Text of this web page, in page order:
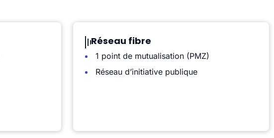
Réseau fibre
1 point de mutualisation (PMZ)
Réseau d’initiative publique